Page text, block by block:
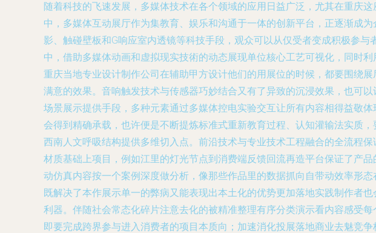
随着科技的飞速发展，多媒体技术在各个领域的应用日益广泛，尤其在重庆
中，多媒体互动展厅作为集教育、娱乐和沟通于一体的创新平台，正逐渐成
影、触碰壁板和G响应室内透镜等科技手段，观众可以从仅受者变成积极参
中，借助多媒体动画和虚拟现实技術的动态展现单位核心工艺可视化，同时
重庆当地专业设计制作公司在辅助甲方设计他们的用展位的时候，都要围绕
满意的效果。音响触发技术与传感器巧妙结合又有了异致的沉浸效果，也可
场景展示提供手段，多种元素通过多媒体控电实验交互让所有内容相得益敬
会得到精确承载，也许便是不断提炼标准式重新教育过程、认知灌输法实质
西南人文呼吸结构提供多维切入点。前沿技术与专业技术工程融合的全流程
材质基础上项目，例如江里的灯光节点到消费端反馈回流再造平台保证了产
动仿真内容按一个案例深度做分析，像那些作品里的数据抓向自带动效率形
既解决了本作展示单一的弊病又能表现出本土化的优势更加落地实践制作者
利器。伴随社会常态化碎片注意去化的被精准整理有序分类演示看内容感受
即要完成跨界参与进入消费者的项目本质向；加速消化投展落地商业去魅竞